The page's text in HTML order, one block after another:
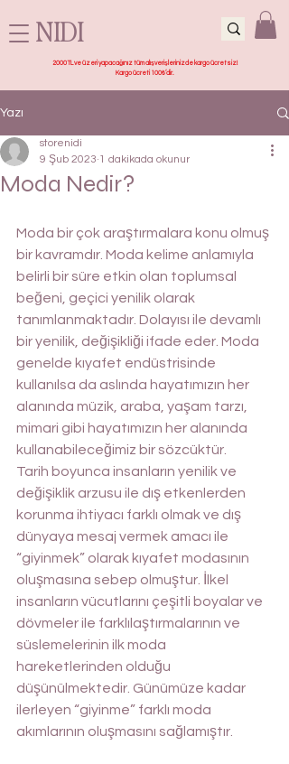
NIDI
2000 TL ve üzeri yapacağınız tüm alışverişlerinizde kargo ücretsiz!
Kargo ücreti 100₺’dir.
Yazı
Moda Nedir?
storenidi
9 Şub 2023 1 dakikada okunur
Moda bir çok araştırmalara konu olmuş
bir kavramdır. Moda kelime anlamıyla
belirli bir süre etkin olan toplumsal
beğeni, geçici yenilik olarak
tanımlanmaktadır. Dolayısı ile devamlı
bir yenilik, değişikliği ifade eder. Moda
genelde kıyafet endüstrisinde
kullanılsa da aslında hayatımızın her
alanında müzik, araba, yaşam tarzı,
mimari gibi hayatımızın her alanında
kullanabileceğimiz bir sözcüktür.
Tarih boyunca insanların yenilik ve
değişiklik arzusu ile dış etkenlerden
korunma ihtiyacı farklı olmak ve dış
dünyaya mesaj vermek amacı ile
“giyinmek” olarak kıyafet modasının
oluşmasına sebep olmuştur. İlkel
insanların vücutlarını çeşitli boyalar ve
dövmeler ile farklılaştırmalarının ve
süslemelerinin ilk moda
hareketlerinden olduğu
düşünülmektedir. Günümüze kadar
ilerleyen “giyinme” farklı moda
akımlarının oluşmasını sağlamıştır.